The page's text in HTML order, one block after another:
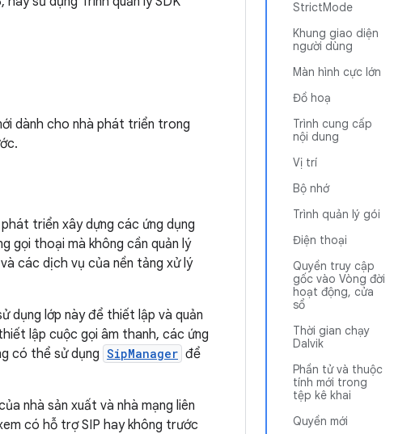
StrictMode
Khung giao diện
người dùng
Màn hình cực lớn
Đồ hoạ
Trình cung cấp
nội dung
Vị trí
Bộ nhớ
Trình quản lý gói
Điện thoại
Quyền truy cập
gốc vào Vòng đời
hoạt động, cửa
sổ
Thời gian chạy
Dalvik
Phần tử và thuộc
tính mới trong
tệp kê khai
Quyền mới
dành cho nhà phát triển trong
triển xây dựng các ứng dụng
gọi thoại mà không cần quản lý
các dịch vụ của nền tảng xử lý
dụng lớp này để thiết lập và quản
lập cuộc gọi âm thanh, các ứng
có thể sử dụng SipManager để
nhà sản xuất và nhà mạng liên
có hỗ trợ SIP hay không trước